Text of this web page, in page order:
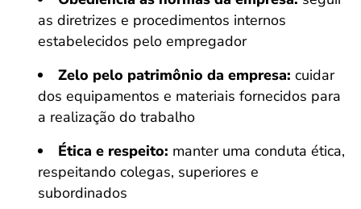
as diretrizes e procedimentos internos
estabelecidos pelo empregador
Zelo pelo patrimônio da empresa: cuidar
dos equipamentos e materiais fornecidos para
a realização do trabalho
Ética e respeito: manter uma conduta ética,
respeitando colegas, superiores e
subordinados